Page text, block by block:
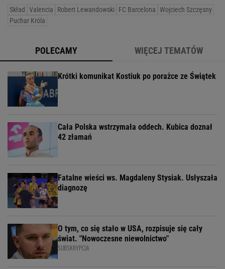
Skład Valencia Robert Lewandowski FC Barcelona Wojciech Szczęsny
Puchar Króla
POLECAMY WIĘCEJ TEMATÓW
Krótki komunikat Kostiuk po porażce ze Świątek
Cała Polska wstrzymała oddech. Kubica doznał
42 złamań
Fatalne wieści ws. Magdaleny Stysiak. Usłyszała
diagnozę
O tym, co się stało w USA, rozpisuje się cały
świat. "Nowoczesne niewolnictwo"
SUBSKRYPCJA